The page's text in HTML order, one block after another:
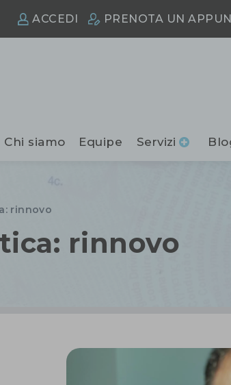
ACCEDI PRENOTA UN
Chi siamo Equipe Servizi
rinnovo
rinnovo